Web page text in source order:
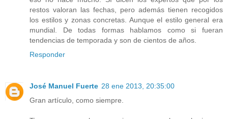
restos valoran las fechas, pero además tienen recogidos
los estilos y zonas concretas. Aunque el estilo general era
mundial. De todas formas hablamos como si fueran
tendencias de temporada y son de cientos de años.
Responder
José Manuel Fuerte 28 ene 2013, 20:35:00
Gran artículo, como siempre.